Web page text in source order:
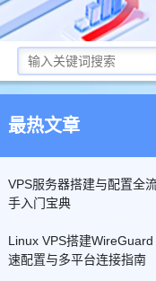
最热文章
VPS服务器搭建与配置全
手入门宝典
Linux VPS搭建
速配置与多平台连接指南